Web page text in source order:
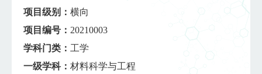
项目级别： 横向
项目编号： 20210003
学科门类： 工学
一级学科： 材料科学与工程